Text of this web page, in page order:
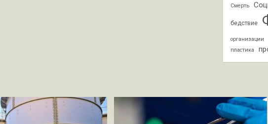
Смерть
бедствие
организации
пластика